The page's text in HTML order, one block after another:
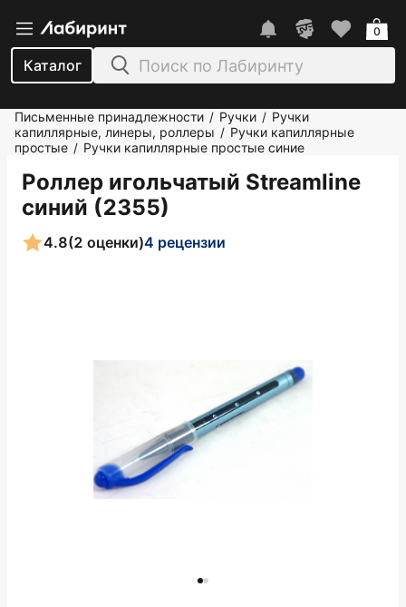
Каталог
0
Письменные принадлежности / Ручки / Ручки
капиллярные, линеры, роллеры / Ручки капиллярные
простые / Ручки капиллярные простые синие
Роллер игольчатый Streamline
синий (2355)
4.8(2 оценки)4 рецензии